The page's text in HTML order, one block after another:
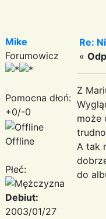
Mike
Forumowicz
Pomocna dłoń:
+0/-0
Offline
Płeć:
Debiut:
2003/01/27
Re:
«
Z
może
A tak
do